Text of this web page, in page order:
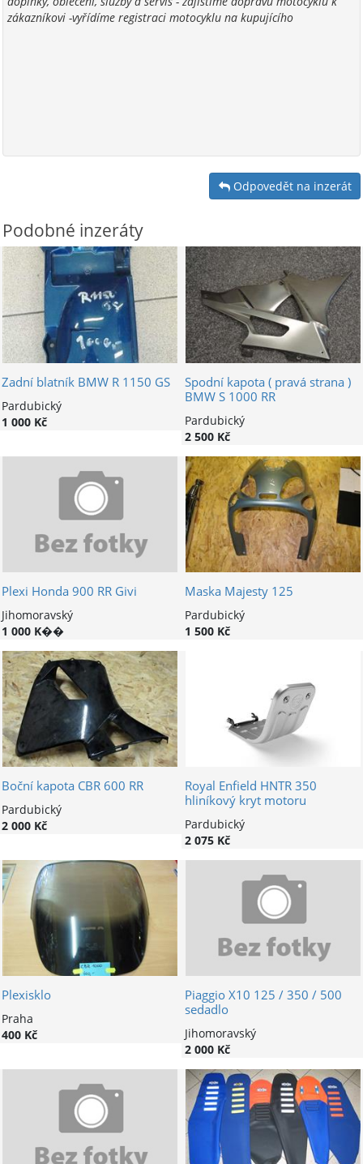
zákazníkovi -vyřídíme registraci motocyklu na kupujícího
Odpovedět na inzerát
Podobné inzeráty
Zadní blatník BMW R 1150 GS
Pardubický
1 000 Kč
Spodní kapota ( pravá strana )
BMW S 1000 RR
Pardubický
2 500 Kč
Plexi Honda 900 RR Givi
Jihomoravský
1 000 K��
Maska Majesty 125
Pardubický
1 500 Kč
Boční kapota CBR 600 RR
Pardubický
2 000 Kč
Royal Enfield HNTR 350
hliníkový kryt motoru
Pardubický
2 075 Kč
Plexisklo
Praha
400 Kč
Piaggio X10 125 / 350 / 500
sedadlo
Jihomoravský
2 000 Kč